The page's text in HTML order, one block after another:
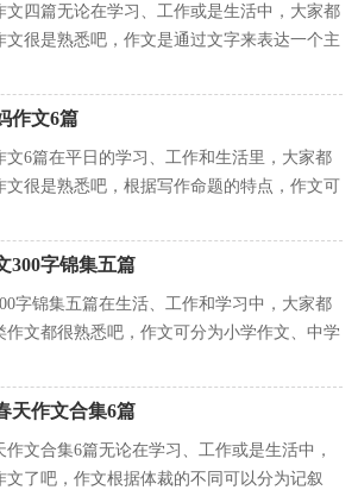
文四篇无论在学习、工作或是生活中，大家都
文很是熟悉吧，作文是通过文字来表达一个主
你知道一篇好的作文该怎么...
作文6篇
文6篇在平日的学习、工作和生活里，大家都
文很是熟悉吧，根据写作命题的特点，作文可
作文。相信很多朋友都对写作...
300字锦集五篇
字锦集五篇在生活、工作和学习中，大家都
作文都很熟悉吧，作文可分为小学作文、中学
。还是对作文一筹莫展吗？下面是...
天作文合集6篇
作文合集6篇无论在学习、工作或是生活中，
文了吧，作文根据体裁的不同可以分为记叙